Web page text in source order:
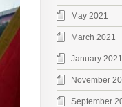
May 2021
March 2021
January 2021
November
September